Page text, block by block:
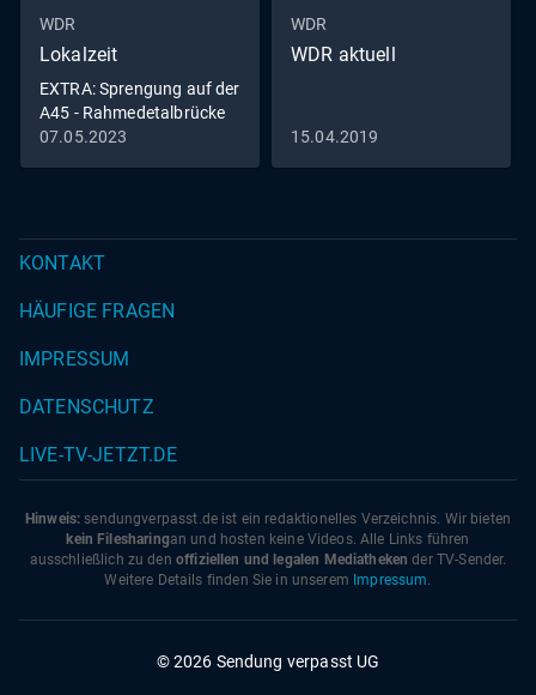
WDR
Lokalzeit
EXTRA: Sprengung auf der
A45 - Rahmedetalbrücke
in Lüdenscheid fällt
07.05.2023
WDR
WDR aktuell
15.04.2019
KONTAKT
HÄUFIGE FRAGEN
IMPRESSUM
DATENSCHUTZ
LIVE-TV-JETZT.DE
Hinweis: sendungverpasst.de ist ein redaktionelles Verzeichnis. Wir bieten
kein Filesharingan und hosten keine Videos. Alle Links führen
ausschließlich zu den offiziellen und legalen Mediatheken der TV-Sender.
Weitere Details finden Sie in unserem Impressum.
© 2026 Sendung verpasst UG